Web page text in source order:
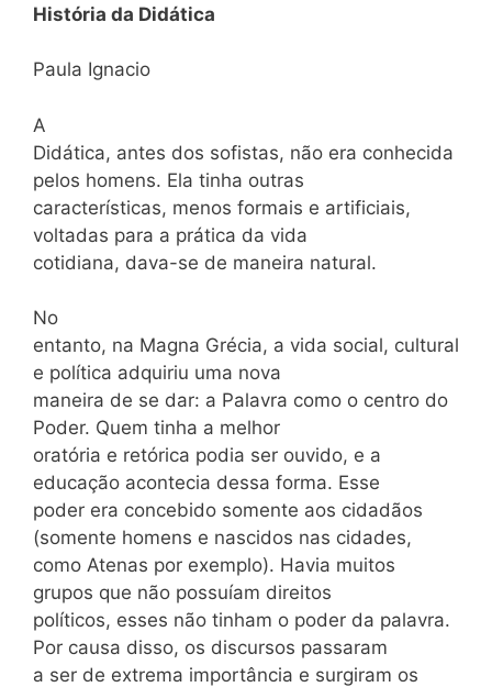
História da Didática
Paula Ignacio
A
Didática, antes dos sofistas, não era conhecida
pelos homens. Ela tinha outras
características, menos formais e artificiais,
voltadas para a prática da vida
cotidiana, dava-se de maneira natural.
No
entanto, na Magna Grécia, a vida social, cultural
e política adquiriu uma nova
maneira de se dar: a Palavra como o centro do
Poder. Quem tinha a melhor
oratória e retórica podia ser ouvido, e a
educação acontecia dessa forma. Esse
poder era concebido somente aos cidadãos
(somente homens e nascidos nas cidades,
como Atenas por exemplo). Havia muitos
grupos que não possuíam direitos
políticos, esses não tinham o poder da palavra.
Por causa disso, os discursos passaram
a ser de extrema importância e surgiram os